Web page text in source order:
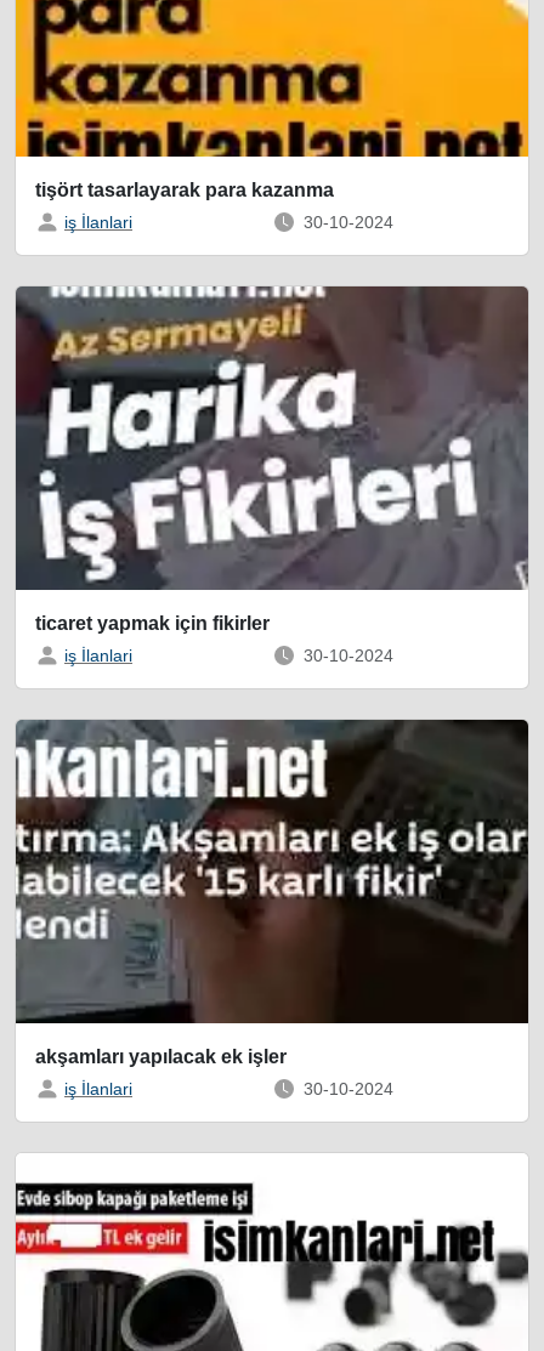
tişört tasarlayarak para kazanma
iş İlanlari 30-10-2024
ticaret yapmak için fikirler
iş İlanlari 30-10-2024
akşamları yapılacak ek işler
iş İlanlari 30-10-2024